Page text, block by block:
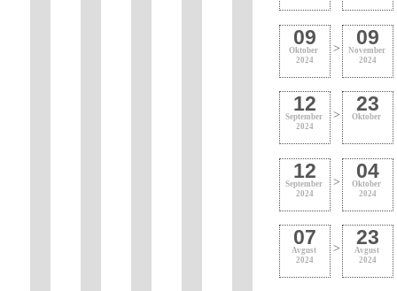
09
Oktober
2024
> 09
November
2024
12
September
2024
> 23
Oktober
12
September
2024
> 04
Oktober
2024
07
Avgust
2024
> 23
Avgust
2024